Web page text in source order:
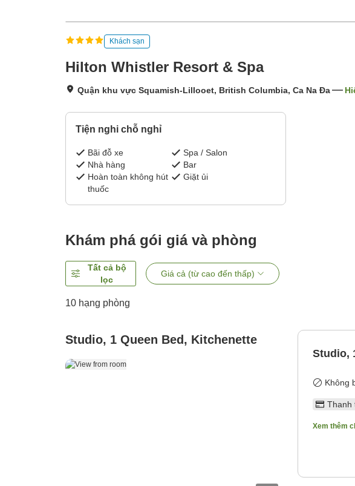
Khách sạn
Hilton Whistler Resort & Spa
Quận khu vực Squamish-Lillooet, British Columbia, Ca Na Đa
Tiện nghi chỗ nghỉ
Bãi đỗ xe
Spa / Salon
Nhà hàng
Bar
Hoàn toàn không hút
thuốc
Giặt ủi
Khám phá gói giá và phòng
Tất cả bộ
lọc
Giá cả (từ cao đến thấp)
10 hạng phòng
Studio, 1 Queen Bed, Kitchenette
Studio,
Không
Thanh
Xem thêm